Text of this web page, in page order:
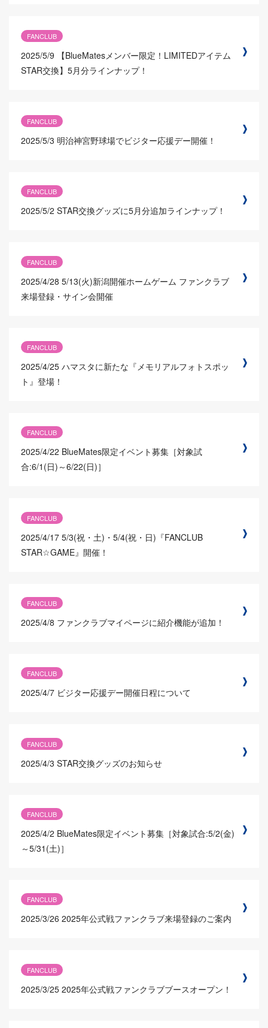
FANCLUB
2025/5/9
【BlueMatesメンバー限定！LIMITEDアイテム
STAR交換】5月分ラインナップ！
FANCLUB
2025/5/3 明治神宮野球場でビジター応援デー開催！
FANCLUB
2025/5/2 STAR交換グッズに5月分追加ラインナップ！
FANCLUB
2025/4/28 5/13(火)新潟開催ホームゲーム ファンクラブ
来場登録・サイン会開催
FANCLUB
2025/4/25 ハマスタに新たな『メモリアルフォトスポッ
ト』登場！
FANCLUB
2025/4/22 BlueMates限定イベント募集［対象試
合:6/1(日)～6/22(日)］
FANCLUB
2025/4/17 5/3(祝・土)・5/4(祝・日)『FANCLUB
STAR☆GAME』開催！
FANCLUB
2025/4/8 ファンクラブマイページに紹介機能が追加！
FANCLUB
2025/4/7 ビジター応援デー開催日程について
FANCLUB
2025/4/3 STAR交換グッズのお知らせ
FANCLUB
2025/4/2 BlueMates限定イベント募集［対象試合:5/2(金)
～5/31(土)］
FANCLUB
2025/3/26 2025年公式戦ファンクラブ来場登録のご案内
FANCLUB
2025/3/25 2025年公式戦ファンクラブブースオープン！